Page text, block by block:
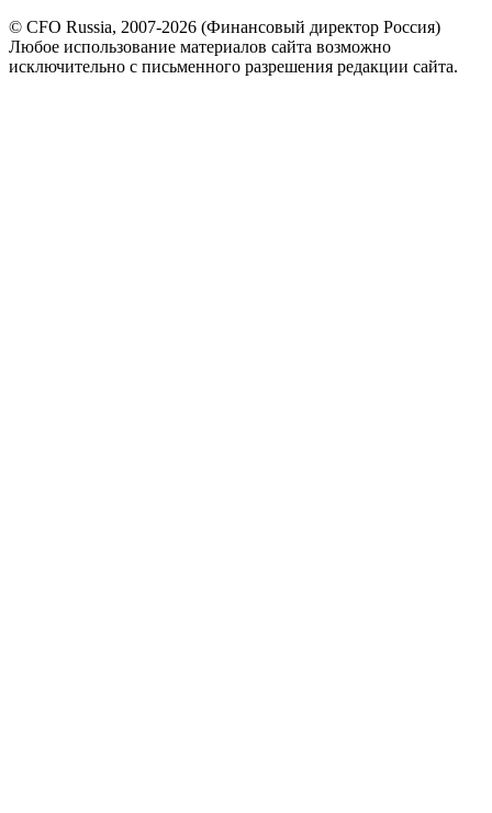
© CFO Russia, 2007-2026 (Финансовый директор Россия)
Любое использование материалов сайта возможно
исключительно с письменного разрешения редакции сайта.